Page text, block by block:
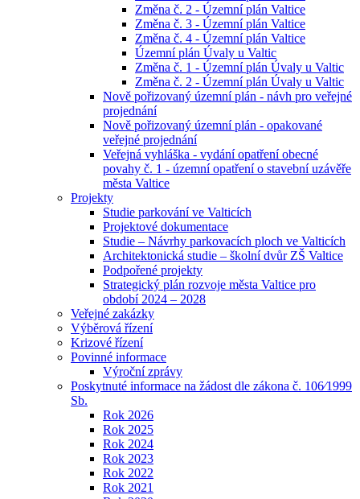
Změna č. 2 - Územní plán Valtice
Změna č. 3 - Územní plán Valtice
Změna č. 4 - Územní plán Valtice
Územní plán Úvaly u Valtic
Změna č. 1 - Územní plán Úvaly u Valtic
Změna č. 2 - Územní plán Úvaly u Valtic
Nově pořizovaný územní plán - návh pro veřejné
projednání
Nově pořizovaný územní plán - opakované
veřejné projednání
Veřejná vyhláška - vydání opatření obecné
povahy č. 1 - územní opatření o stavební uzávěře
města Valtice
Projekty
Studie parkování ve Valticích
Projektové dokumentace
Studie – Návrhy parkovacích ploch ve Valticích
Architektonická studie – školní dvůr ZŠ Valtice
Podpořené projekty
Strategický plán rozvoje města Valtice pro
období 2024 – 2028
Veřejné zakázky
Výběrová řízení
Krizové řízení
Povinné informace
Výroční zprávy
Poskytnuté informace na žádost dle zákona č. 106⁄1999
Sb.
Rok 2026
Rok 2025
Rok 2024
Rok 2023
Rok 2022
Rok 2021